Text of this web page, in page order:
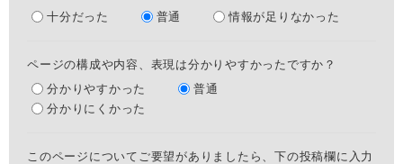
十分だった
普通 情報が足りなかった
ページの構成や内容、表現は分かりやすかったですか？
分かりやすかった
普通
分かりにくかった
このページについてご要望がありましたら、下の投稿欄に入力